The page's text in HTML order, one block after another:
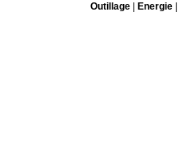
Outillage| Energie|